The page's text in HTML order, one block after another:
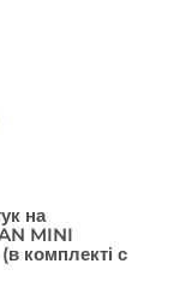
на
MINI
комплекті с